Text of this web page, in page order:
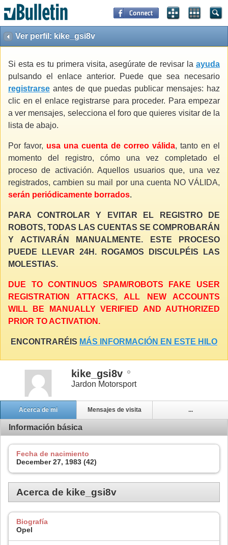
Ver perfil: kike_gsi8v
Si esta es tu primera visita, asegúrate de revisar la ayuda
pulsando el enlace anterior. Puede que sea necesario
registrarse antes de que puedas publicar mensajes: haz
clic en el enlace registrarse para proceder. Para empezar
a ver mensajes, selecciona el foro que quieres visitar de la
lista de abajo.
Por favor, usa una cuenta de correo válida, tanto en el
momento del registro, cómo una vez completado el
proceso de activación. Aquellos usuarios que, una vez
registrados, cambien su mail por una cuenta NO VÁLIDA,
serán periódicamente borrados.
PARA CONTROLAR Y EVITAR EL REGISTRO DE
ROBOTS, TODAS LAS CUENTAS SE COMPROBARÁN
Y ACTIVARÁN MANUALMENTE. ESTE PROCESO
PUEDE LLEVAR 24H. ROGAMOS DISCULPÉIS LAS
MOLESTIAS.
DUE TO CONTINUOS SPAM/ROBOTS FAKE USER
REGISTRATION ATTACKS, ALL NEW ACCOUNTS
WILL BE MANUALLY VERIFIED AND AUTHORIZED
PRIOR TO ACTIVATION.
ENCONTRARÉIS MÁS INFORMACIÓN EN ESTE HILO
kike_gsi8v
Jardon Motorsport
Acerca de mi Mensajes de visita ...
Información básica
Fecha de nacimiento
December 27, 1983 (42)
Acerca de kike_gsi8v
Biografía
Opel